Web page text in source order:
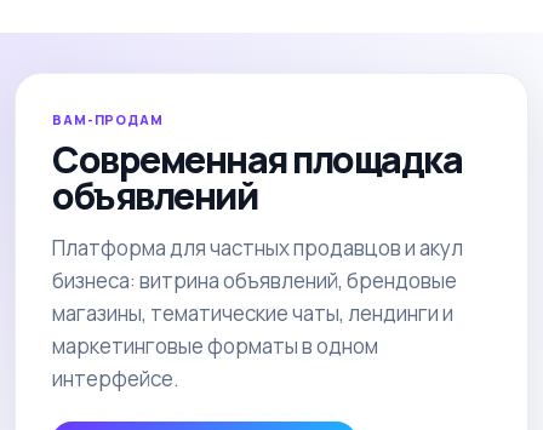
ВАМ-ПРОДАМ
Современная площадка
объявлений
Платформа для частных продавцов и акул
бизнеса: витрина объявлений, брендовые
магазины, тематические чаты, лендинги и
маркетинговые форматы в одном
интерфейсе.